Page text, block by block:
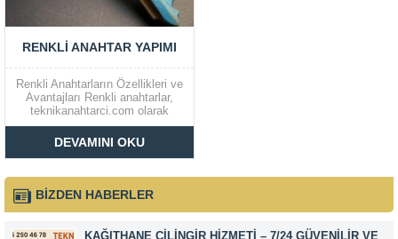
RENKLI ANAHTAR YAPIMI
Renkli Anahtarların Özellikleri ve
Avantajları Renkli anahtarlar,
teknikanahtarci.com olarak
sunduğumuz yenilikçi ve
kullanıcı dostu bir üründür. Bu
anahtarlar, geleneksel
anahtarlara göre birçok avantaja
sahiptir ve hem estetik hem de
işlevsellik açısından
kullanıcıların beklentilerini
karşılar. İşte renkli anahtarların
öne çıkan özellikleri:...
DEVAMINI OKU
BİZDEN HABERLER
KAĞITHANE ÇILINGIR HIZMETI – 7/24 GÜVENILIR VE